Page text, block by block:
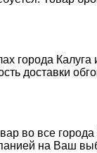
города Калуга
доставки
во все
на Ваш